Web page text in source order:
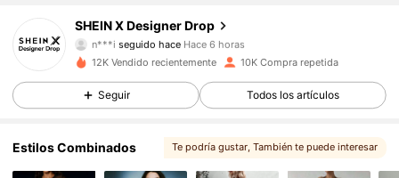
SHEIN X Designer Drop
n***i seguido hace
h***z está navegando
4,83
167K Seguidores
12K Vendido recientemente 10K Compra repetida
Seguir Todos los artículos
Estilos Combinados Te podría gustar , También te puede interesar